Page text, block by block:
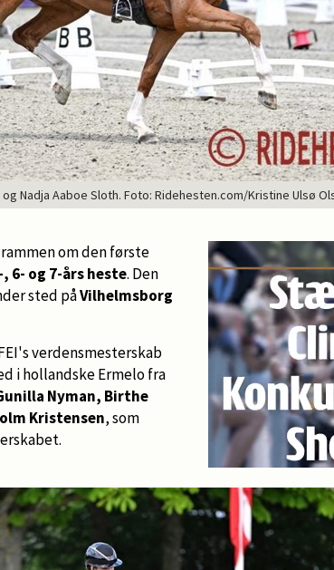
Nadja Aaboe Sloth. Foto: Ridehesten.com/Kristine Ulsø
om den første
6- og 7-års heste. Den
sted påVilhelmsborg
verdensmesterskab
i hollandske Ermelo fra
Nyman, Birthe
Kristensen, som